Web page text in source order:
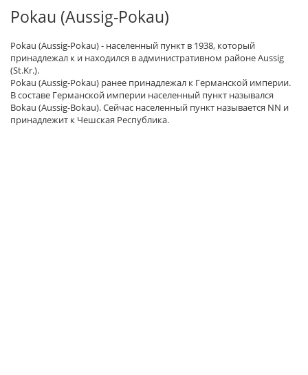
Pokau (Aussig-Pokau)
Pokau (Aussig-Pokau) - населенный пункт в 1938, который
принадлежал к и находился в административном районе Aussig
(St.Kr.).
Pokau (Aussig-Pokau) ранее принадлежал к Германской империи.
В составе Германской империи населенный пункт назывался
Bokau (Aussig-Bokau). Сейчас населенный пункт называется NN и
принадлежит к Чешская Республика.